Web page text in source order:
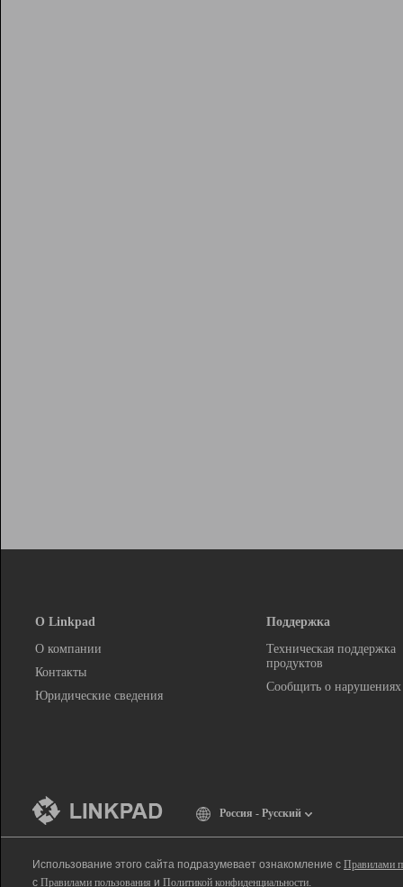
О Linkpad
О компании
Контакты
Юридические сведения
Поддержка
Техническая поддержка
продуктов
Сообщить о нарушениях
Россия - Русский
Использование этого сайта подразумевает ознакомление с Правилами
с Правилами пользования и Политикой конфиденциальности.